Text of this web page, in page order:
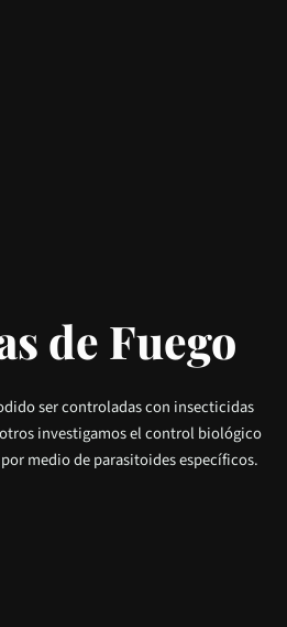
de Fuego
ser controladas con insecticidas
investigamos el control biológico
medio de parasitoides específicos.